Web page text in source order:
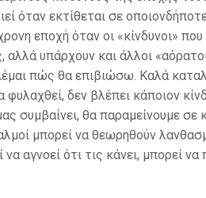
όταν εκτίθεται σε
εποχή όταν οι «κίνδυνοι»
υπάρχουν και άλλοι
πώς θα επιβιώσω. Καλά
δεν βλέπει κάποιον
συμβαίνει, θα παραμείνουμε
μπορεί να θεωρηθούν
αγνοεί ότι τις κάνει, μπορεί